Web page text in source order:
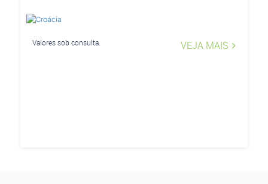
Valores sob consulta. VEJA MAIS